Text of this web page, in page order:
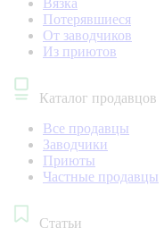
Вязка
Потерявшиеся
От заводчиков
Из приютов
Каталог продавцов
Все продавцы
Заводчики
Приюты
Частные продавцы
Статьи